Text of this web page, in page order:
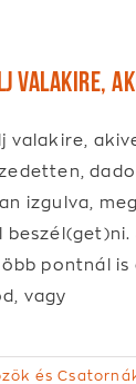
valakire,
valakire,
izgulva,
beszél(get)ni.
pontnál is
vagy
és